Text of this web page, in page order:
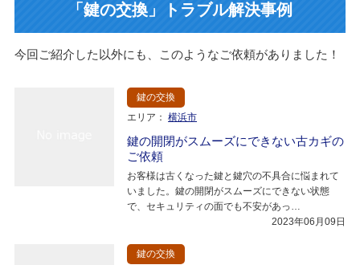
「鍵の交換」トラブル解決事例
今回ご紹介した以外にも、このようなご依頼がありました！
鍵の交換
エリア： 横浜市
鍵の開閉がスムーズにできない古カギの
ご依頼
お客様は古くなった鍵と鍵穴の不具合に悩まれて
いました。鍵の開閉がスムーズにできない状態
で、セキュリティの面でも不安があっ…
2023年06月09日
鍵の交換